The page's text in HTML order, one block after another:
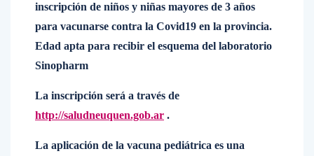
inscripción de niños y niñas mayores de 3 años
para vacunarse contra la Covid19 en la provincia.
Edad apta para recibir el esquema del laboratorio
Sinopharm
La inscripción será a través de
http://saludneuquen.gob.ar .
La aplicación de la vacuna pediátrica es una